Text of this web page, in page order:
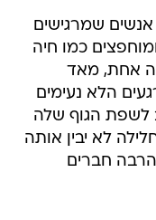
שמרגישים
כמו חיה
אחת, מאד
הלא נעימים
לשפת הגוף שלה
לא יבין אותה
הרבה חברים